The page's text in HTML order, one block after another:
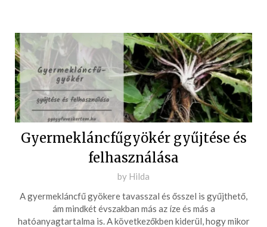
Gyermekláncfűgyökér gyűjtése és
felhasználása
Posted
2020-
10-
by Hilda
A gyermekláncfű gyökere tavasszal és ősszel is gyűjthető,
ám mindkét évszakban más az íze és más a
hatóanyagtartalma is. A következőkben kiderül, hogy mikor